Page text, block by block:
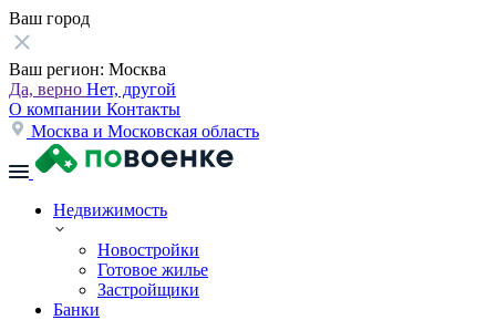
Ваш город
Ваш регион: Москва
Да, верно Нет, другой
О компании Контакты
Москва и Московская область
Недвижимость
Новостройки
Готовое жилье
Застройщики
Банки